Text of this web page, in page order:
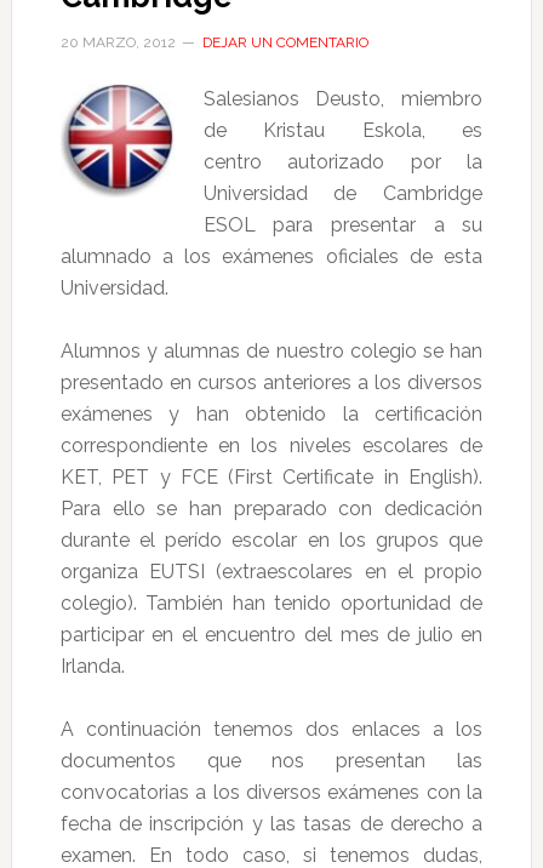
20 MARZO, 2012 DEJAR UN COMENTARIO
Salesianos Deusto, miembro
de Kristau Eskola, es
centro autorizado por la
Universidad de Cambridge
ESOL para presentar a su
alumnado a los exámenes oficiales de esta
Universidad.
Alumnos y alumnas de nuestro colegio se han
presentado en cursos anteriores a los diversos
exámenes y han obtenido la certificación
correspondiente en los niveles escolares de
KET, PET y FCE (First Certificate in English).
Para ello se han preparado con dedicación
durante el perído escolar en los grupos que
organiza EUTSI (extraescolares en el propio
colegio). También han tenido oportunidad de
participar en el encuentro del mes de julio en
Irlanda.
A continuación tenemos dos enlaces a los
documentos que nos presentan las
convocatorias a los diversos exámenes con la
fecha de inscripción y las tasas de derecho a
examen. En todo caso, si tenemos dudas,